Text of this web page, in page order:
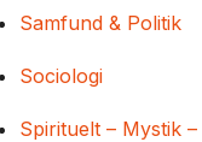
Samfund & Politik
Sociologi
Spirituelt – Mystik